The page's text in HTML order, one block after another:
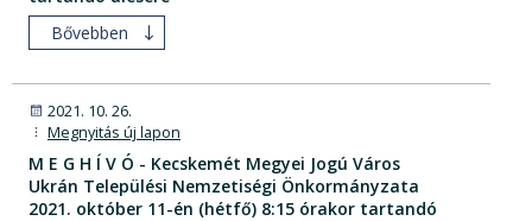
Bővebben
2021. 10. 26.
Megnyitás új lapon
M E G H Í V Ó - Kecskemét Megyei Jogú Város
Ukrán Települési Nemzetiségi Önkormányzata
2021. október 11-én (hétfő) 8:15 órakor tartandó